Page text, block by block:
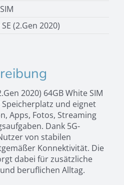
(2.Gen 2020)
2020) 64GB White SIM
Speicherplatz und eignet
Apps, Fotos, Streaming
Dank 5G-
von stabilen
Konnektivität. Die
dabei für zusätzliche
beruflichen Alltag.